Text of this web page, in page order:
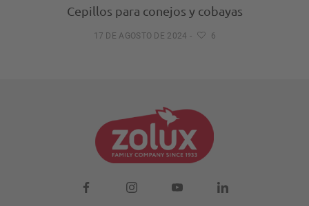
Cepillos para conejos y cobayas
17 DE AGOSTO DE 2024 - 6